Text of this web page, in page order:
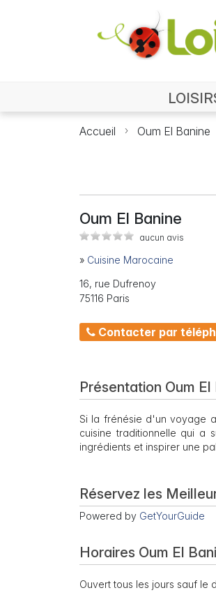
Accueil Oum El Banine
Oum El Banine
aucun avis
» Cuisine Marocaine
16, rue Dufrenoy
75116 Paris
Contacter par
Présentation Oum El
Si la frénésie d'un voyage
cuisine traditionnelle qui a
ingrédients et inspirer une
Réservez les
Powered by GetYourGuide
Horaires Oum El
Ouvert tous les jours sauf le